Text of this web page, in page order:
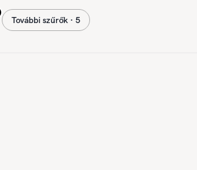
További szűrők ∙ 5